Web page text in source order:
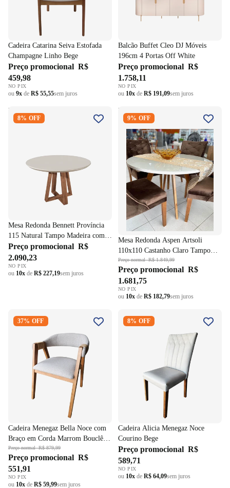
Cadeira Catarina Seiva Estofada
Champagne Linho Bege
Preço promocional R$
459,98
NO PIX
ou 9x de R$ 55,55sem juros
Balcão Buffet Cleo DJ Móveis
196cm 4 Portas Off White
Preço promocional R$
1.758,11
NO PIX
ou 10x de R$ 191,09sem juros
Mesa Redonda Bennett
Província 115 Natural Tampo
8% OFF
Mesa Redonda Bennett Província
115 Natural Tampo Madeira com
Vidro Off White
Preço promocional R$
2.090,23
NO PIX
ou 10x de R$ 227,19sem juros
Mesa Redonda Aspen Artsoli
110x110 Castanho Claro
Tampo Vidro Off White
9% OFF
Mesa Redonda Aspen Artsoli
110x110 Castanho Claro Tampo
Vidro Off White
Preço normalR$ 1.849,99
Preço promocional R$
1.681,75
NO PIX
ou 10x de R$ 182,79sem juros
com Braço em Corda Marrom
Bouclê Cappucino
37% OFF
Cadeira Menegaz Bella Noce com
Braço em Corda Marrom Bouclê
Cappucino
Preço normalR$ 879,99
Preço promocional R$
551,91
NO PIX
ou 10x de R$ 59,99sem juros
Courino Bege
8% OFF
Cadeira Alicia Menegaz Noce
Courino Bege
Preço promocional R$
589,71
NO PIX
ou 10x de R$ 64,09sem juros